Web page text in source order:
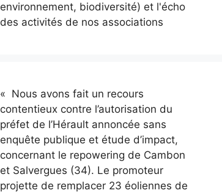
environnement, biodiversité) et l'écho
des activités de nos associations
« Nous avons fait un recours
contentieux contre l’autorisation du
préfet de l’Hérault annoncée sans
enquête publique et étude d’impact,
concernant le repowering de Cambon
et Salvergues (34). Le promoteur
projette de remplacer 23 éoliennes de